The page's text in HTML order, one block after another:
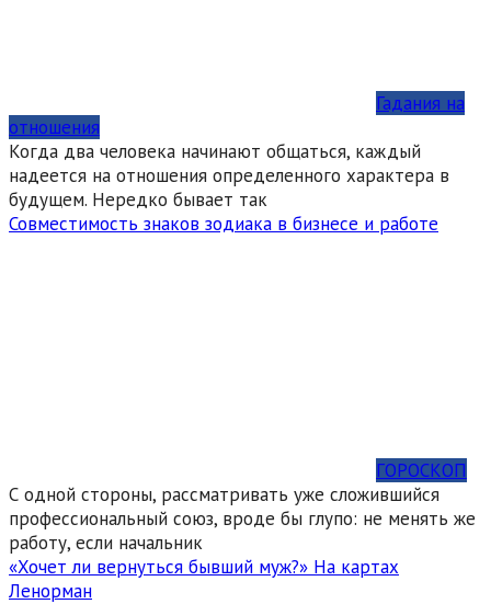
Гадания на
отношения
Когда два человека начинают общаться, каждый
надеется на отношения определенного характера в
будущем. Нередко бывает так
Совместимость знаков зодиака в бизнесе и работе
ГОРОСКОП
С одной стороны, рассматривать уже сложившийся
профессиональный союз, вроде бы глупо: не менять же
работу, если начальник
«Хочет ли вернуться бывший муж?» На картах
Ленорман